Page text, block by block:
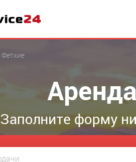
Фетхие
Заполните форму